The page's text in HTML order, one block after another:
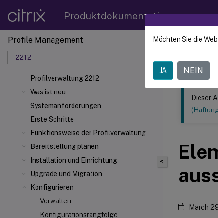
Produktdokumentation
Profile Management
2212
Profilverwaltung 2212
Was ist neu
Systemanforderungen
Erste Schritte
Funktionsweise der Profilverwaltung
Bereitstellung planen
Installation und Einrichtung
Upgrade und Migration
Konfigurieren
Verwalten
Konfigurationsrangfolge
Dieser Inhalt
<
Dieser
March
Möchten Sie die
JA NEIN